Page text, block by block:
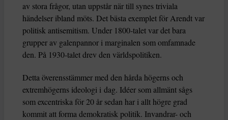
av stora frågor, utan uppstår när till synes triviala
händelser ibland möts. Det bästa exemplet för Arendt var
politisk antisemitism. Under 1800-talet var det bara
grupper av galenpannor i marginalen som omfamnade
den. På 1930-talet drev den världspolitiken.
Detta överensstämmer med den hårda högerns och
extremhögerns ideologi i dag. Idéer som allmänt sågs
som excentriska för 20 år sedan har i allt högre grad
kommit att forma demokratisk politik. Invandrar- och